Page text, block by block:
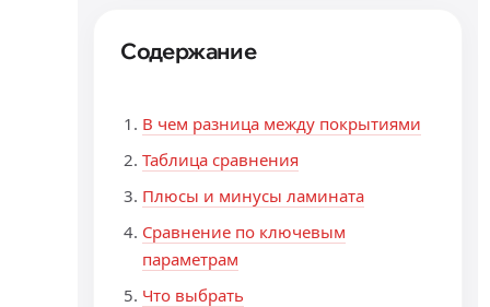
Содержание
В чем разница между покрытиями
Таблица сравнения
Плюсы и минусы ламината
Сравнение по ключевым
параметрам
Что выбрать